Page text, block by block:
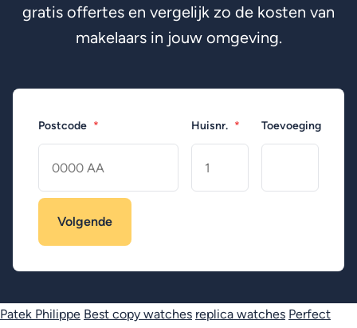
gratis offertes en vergelijk zo de kosten van
makelaars in jouw omgeving.
Postcode * Huisnr. * Toevoeging
Patek Philippe Best copy watches replica watches Perfect